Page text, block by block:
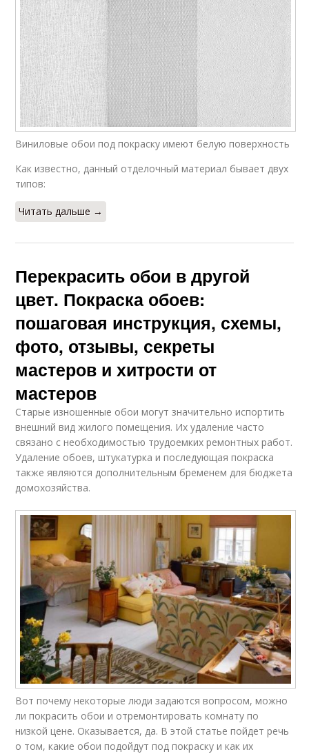
Виниловые обои под покраску имеют белую поверхность
Как известно, данный отделочный материал бывает двух
типов:
Читать дальше →
Перекрасить обои в другой
цвет. Покраска обоев:
пошаговая инструкция, схемы,
фото, отзывы, секреты
мастеров и хитрости от
мастеров
Старые изношенные обои могут значительно испортить
внешний вид жилого помещения. Их удаление часто
связано с необходимостью трудоемких ремонтных работ.
Удаление обоев, штукатурка и последующая покраска
также являются дополнительным бременем для бюджета
домохозяйства.
Вот почему некоторые люди задаются вопросом, можно
ли покрасить обои и отремонтировать комнату по
низкой цене. Оказывается, да. В этой статье пойдет речь
о том, какие обои подойдут под покраску и как их